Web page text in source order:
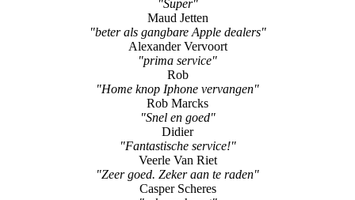
"prima service"
Rob
"Home knop Iphone vervangen"
Rob Marcks
"Snel en goed"
Didier
"Fantastische service!"
Veerle Van Riet
"Zeer goed. Zeker aan te raden"
Casper Scheres
"scherm kapot"
Gerard
"Prima service"
Kim Jordan